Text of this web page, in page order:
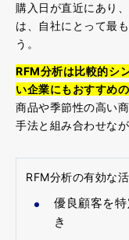
購入日が直近にあり
は、自社にとって最
う。
RFM分析は比較的シ
い企業にもおすすめ
商品や季節性の高い
手法と組み合わせな
RFM分析の有効な
優良顧客を
き